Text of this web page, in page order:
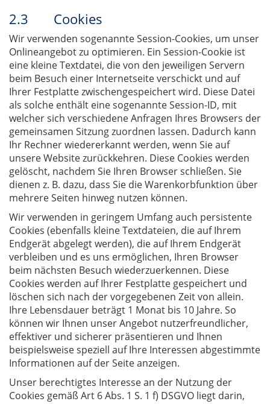
2.3 Cookies
Wir verwenden sogenannte Session-Cookies, um unser
Onlineangebot zu optimieren. Ein Session-Cookie ist
eine kleine Textdatei, die von den jeweiligen Servern
beim Besuch einer Internetseite verschickt und auf
Ihrer Festplatte zwischengespeichert wird. Diese Datei
als solche enthält eine sogenannte Session-ID, mit
welcher sich verschiedene Anfragen Ihres Browsers der
gemeinsamen Sitzung zuordnen lassen. Dadurch kann
Ihr Rechner wiedererkannt werden, wenn Sie auf
unsere Website zurückkehren. Diese Cookies werden
gelöscht, nachdem Sie Ihren Browser schließen. Sie
dienen z. B. dazu, dass Sie die Warenkorbfunktion über
mehrere Seiten hinweg nutzen können.
Wir verwenden in geringem Umfang auch persistente
Cookies (ebenfalls kleine Textdateien, die auf Ihrem
Endgerät abgelegt werden), die auf Ihrem Endgerät
verbleiben und es uns ermöglichen, Ihren Browser
beim nächsten Besuch wiederzuerkennen. Diese
Cookies werden auf Ihrer Festplatte gespeichert und
löschen sich nach der vorgegebenen Zeit von allein.
Ihre Lebensdauer beträgt 1 Monat bis 10 Jahre. So
können wir Ihnen unser Angebot nutzerfreundlicher,
effektiver und sicherer präsentieren und Ihnen
beispielsweise speziell auf Ihre Interessen abgestimmte
Informationen auf der Seite anzeigen.
Unser berechtigtes Interesse an der Nutzung der
Cookies gemäß Art 6 Abs. 1 S. 1 f) DSGVO liegt darin,